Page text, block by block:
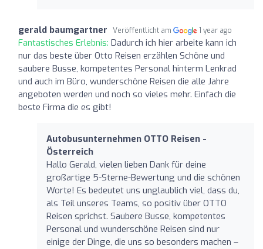
gerald baumgartner Veröffentlicht am 1 year ago
Fantastisches Erlebnis: Dadurch ich hier arbeite kann ich
nur das beste über Otto Reisen erzählen Schöne und
saubere Busse, kompetentes Personal hinterm Lenkrad
und auch im Büro, wunderschöne Reisen die alle Jahre
angeboten werden und noch so vieles mehr. Einfach die
beste Firma die es gibt!
Autobusunternehmen OTTO Reisen -
Österreich
Hallo Gerald, vielen lieben Dank für deine
großartige 5-Sterne-Bewertung und die schönen
Worte! Es bedeutet uns unglaublich viel, dass du,
als Teil unseres Teams, so positiv über OTTO
Reisen sprichst. Saubere Busse, kompetentes
Personal und wunderschöne Reisen sind nur
einige der Dinge, die uns so besonders machen –